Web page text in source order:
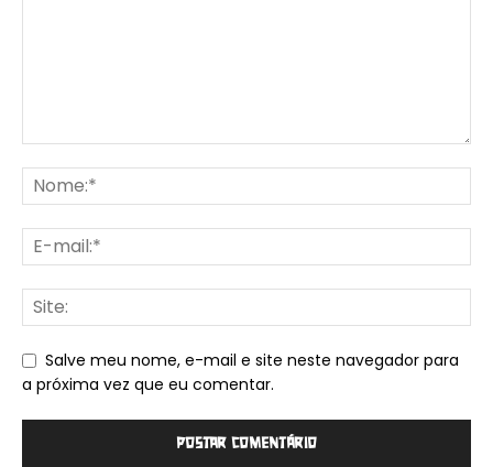
Salve meu nome, e-mail e site neste navegador para
a próxima vez que eu comentar.